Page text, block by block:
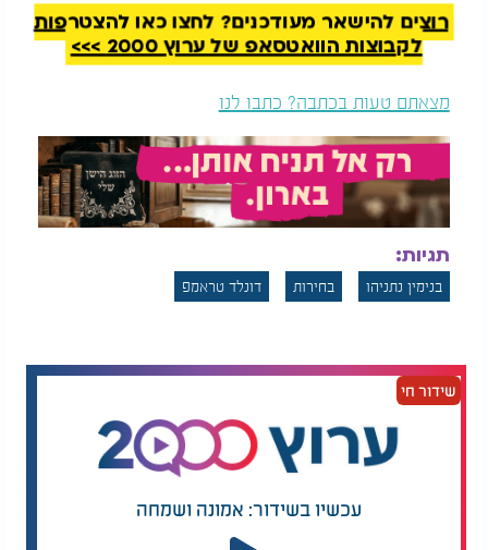
השם ינצח".
התגובה המהירה של מפלגת השלטון הגיעה זמן קצר
נתניהו להמשיך ולהוביל את הליכוד גם במערכת
הבחירות הבאה.
רוצים להישאר מעודכנים? לחצו כאן להצטרפות
לקבוצות הוואטסאפ של ערוץ 2000 >>>
מצאתם טעות בכתבה? כתבו לנו
תגיות:
בנימין נתניהו בחירות דונלד טראמפ
שידור חי
עכשיו בשידור: אמונה ושמחה